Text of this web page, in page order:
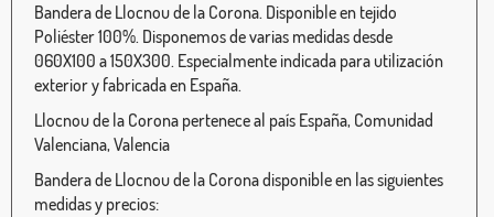
Bandera de Llocnou de la Corona. Disponible en tejido
Poliéster 100%. Disponemos de varias medidas desde
060X100 a 150X300. Especialmente indicada para utilización
exterior y fabricada en España.
Llocnou de la Corona pertenece al país España, Comunidad
Valenciana, Valencia
Bandera de Llocnou de la Corona disponible en las siguientes
medidas y precios: